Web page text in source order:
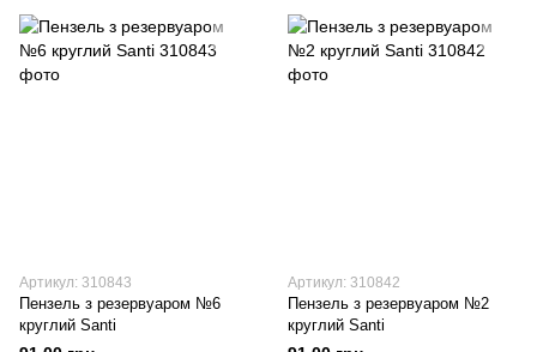
Артикул: 310843
Пензель з резервуаром №6
круглий Santi
Артикул: 310842
Пензель з резервуаром №2
круглий Santi